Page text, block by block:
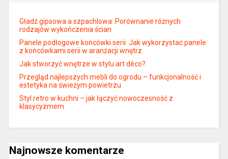
Gładź gipsowa a szpachlowa: Porównanie różnych
rodzajów wykończenia ścian
Panele podłogowe końcówki serii: Jak wykorzystać panele
z końcówkami serii w aranżacji wnętrz
Jak stworzyć wnętrze w stylu art déco?
Przegląd najlepszych mebli do ogrodu – funkcjonalność i
estetyka na świeżym powietrzu
Styl retro w kuchni – jak łączyć nowoczesność z
klasycyzmem
Najnowsze komentarze